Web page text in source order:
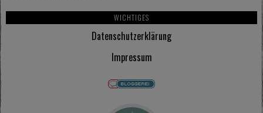
WICHTIGES
Datenschutzerklärung
Impressum